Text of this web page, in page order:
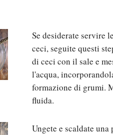
Se desiderate servire
ceci, seguite questi
di ceci con il sale e
l'acqua,
formazione di grumi.
fluida.
Ungete e scaldate